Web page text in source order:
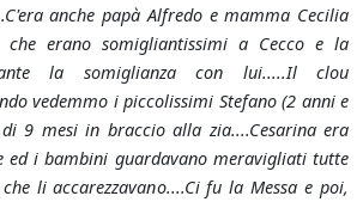
anche papà Alfredo e mamma Cecilia
che erano somigliantissimi a Cecco e la
la somiglianza con lui.....Il clou
vedemmo i piccolissimi Stefano (2 anni e
di 9 mesi in braccio alla zia....Cesarina era
i bambini guardavano meravigliati tutte
li accarezzavano....Ci fu la Messa e poi,